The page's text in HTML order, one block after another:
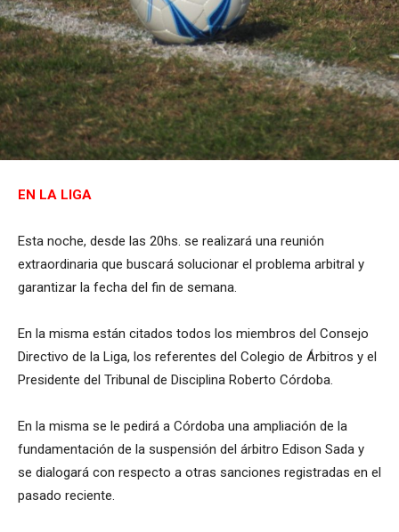
EN LA LIGA
Esta noche, desde las 20hs. se realizará una reunión
extraordinaria que buscará solucionar el problema arbitral y
garantizar la fecha del fin de semana.
En la misma están citados todos los miembros del Consejo
Directivo de la Liga, los referentes del Colegio de Árbitros y el
Presidente del Tribunal de Disciplina Roberto Córdoba.
En la misma se le pedirá a Córdoba una ampliación de la
fundamentación de la suspensión del árbitro Edison Sada y
se dialogará con respecto a otras sanciones registradas en el
pasado reciente.